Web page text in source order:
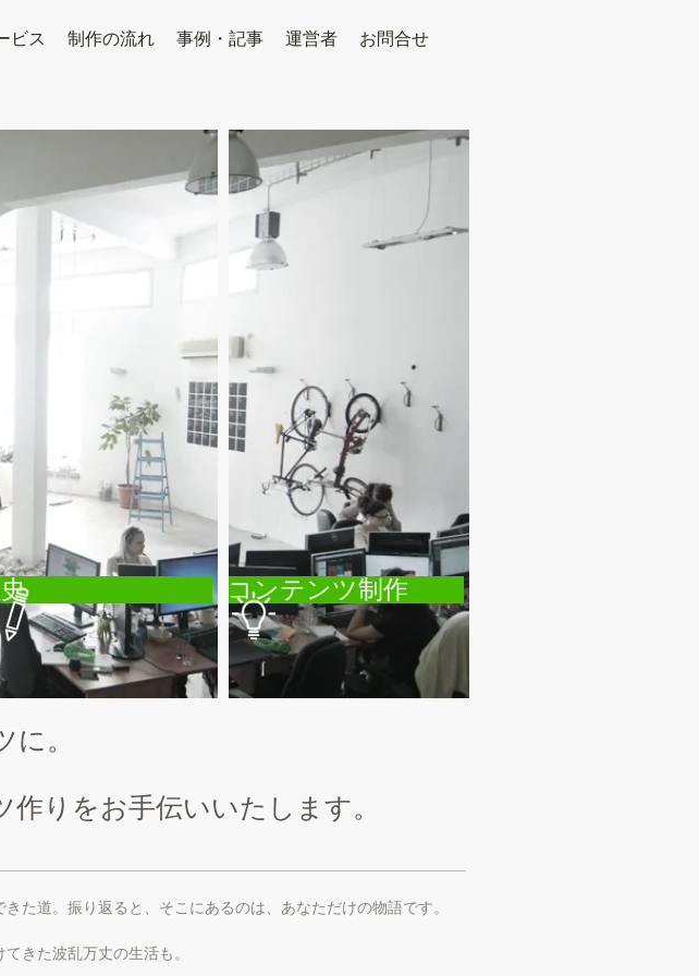
ビス 制作の流れ 事例・記事 運営者 お問合せ
コンテンツ制作
。
作り をお手伝いいたします。
きた道。振り返ると、そこにあるのは、あなただけの物語です。
きた波乱万丈の生活も。